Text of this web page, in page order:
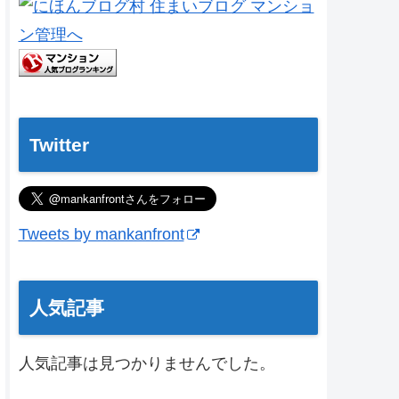
Twitter
Tweets by mankanfront
人気記事
人気記事は見つかりませんでした。